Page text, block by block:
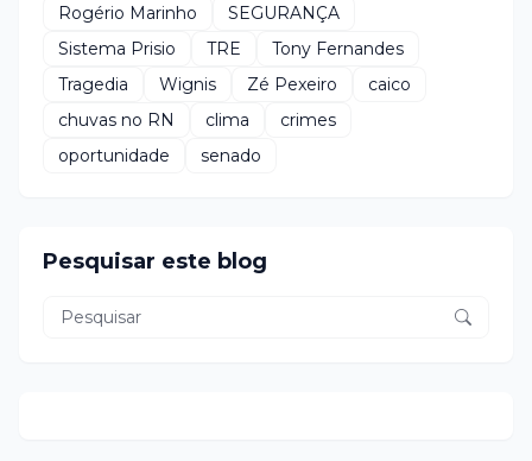
Rogério Marinho
SEGURANÇA
Sistema Prisio
TRE
Tony Fernandes
Tragedia
Wignis Zé Pexeiro
caico
chuvas no RN
clima
crimes
oportunidade
senado
Pesquisar este blog